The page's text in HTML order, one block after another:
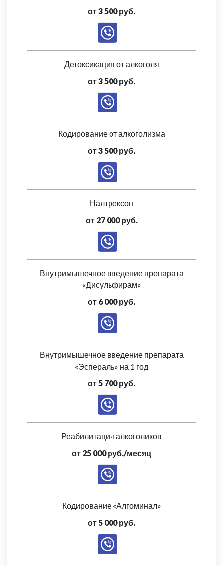
от 3 500 руб.
Детоксикация от алкоголя
от 3 500 руб.
Кодирование от алкоголизма
от 3 500 руб.
Налтрексон
от 27 000 руб.
Внутримышечное введение препарата
«Дисульфирам»
от 6 000 руб.
Внутримышечное введение препарата
«Эспераль» на 1 год
от 5 700 руб.
Реабилитация алкоголиков
от 25 000 руб./месяц
Кодирование «Алгоминал»
от 5 000 руб.